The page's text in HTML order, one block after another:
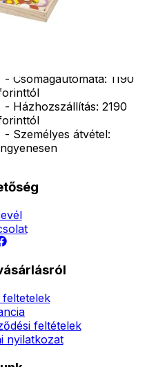
- Csomagautomata: 1190
- Házhozszállítás: 2190
- Személyes átvétel:
feltetelek
feltételek
nyilatkozat